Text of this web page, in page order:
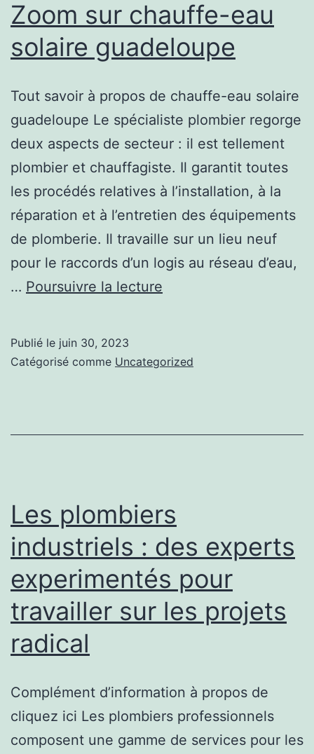
Zoom sur chauffe-eau
solaire guadeloupe
Tout savoir à propos de chauffe-eau solaire
guadeloupe Le spécialiste plombier regorge
deux aspects de secteur : il est tellement
plombier et chauffagiste. Il garantit toutes
les procédés relatives à l’installation, à la
réparation et à l’entretien des équipements
de plomberie. Il travaille sur un lieu neuf
pour le raccords d’un logis au réseau d’eau,
… Poursuivre la lecture
eau
Publié le juin 30, 2023
Catégorisé comme Uncategorized
Les plombiers
industriels : des experts
experimentés pour
travailler sur les projets
radical
Complément d’information à propos de
cliquez ici Les plombiers professionnels
composent une gamme de services pour les